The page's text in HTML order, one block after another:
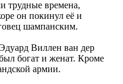
трудные времена,
он покинул её и
шампанским.
Виллен ван дер
богат и женат. Кроме
армии.